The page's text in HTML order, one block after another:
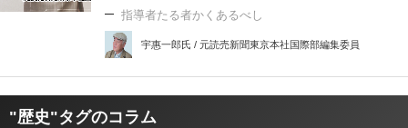
指導者たる者かくあるべし
宇惠一郎氏 / 元読売新聞東京本社国際部編集委員
"歴史"タグのコラム